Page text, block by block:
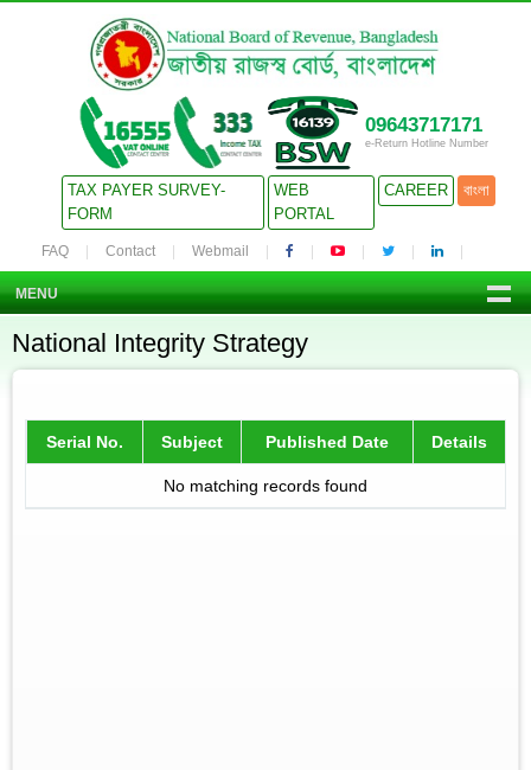
09643717171
e-Return Hotline Number
TAX PAYER SURVEY-
FORM
WEB
PORTAL
CAREER বাংলা
FAQ Contact Webmail
MENU
National Integrity Strategy
Serial No. Subject Published Date Details
No matching records found